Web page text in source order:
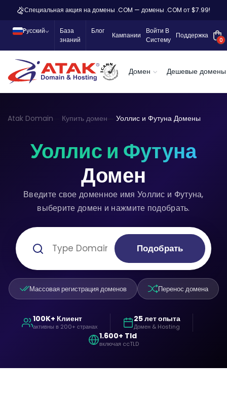
Специальная акция на домены .COM — домены .COM от $7.99!
Pусский
База
знаний
Блог
Кампании
Войти В
Систему
Поддержка
0
Домен Дешевые домены
Atak Domain Купить домен Уоллис и Футуна Домены
Уоллис и Футуна
Домен
Введите свое доменное имя Уоллис и Футуна,
выберите домен и нажмите подобрать.
Подобрать
Массовая регистрация доменов Перенос домена
100K+ Клиент
активны в 200+ странах
25 лет опыта
Домен & Hosting
1.600+ Tld
включая ccTLD